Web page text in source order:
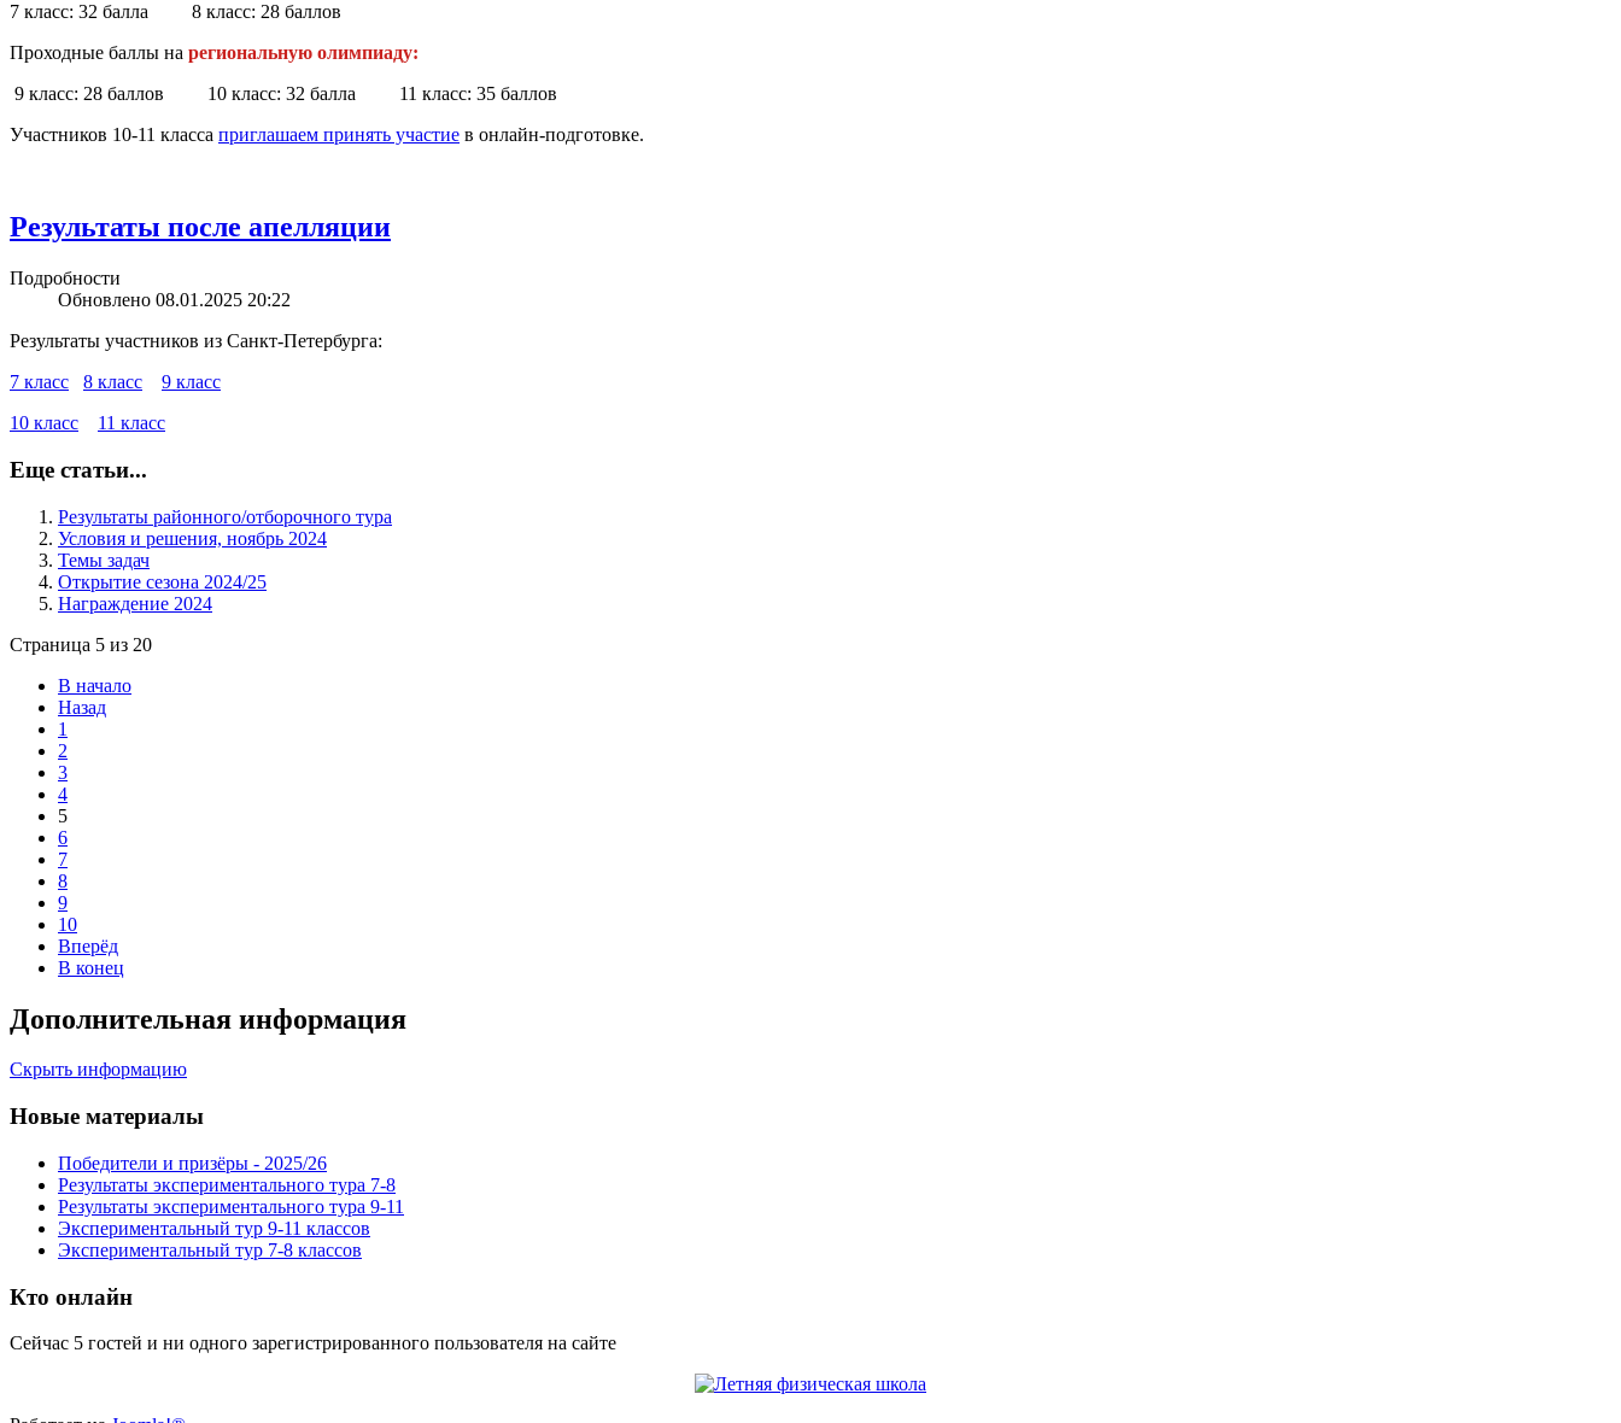
7 класс: 32 балла 8 класс: 28 баллов
Проходные баллы на региональную олимпиаду:
9 класс: 28 баллов 10 класс: 32 балла 11 класс: 35 баллов
Участников 10-11 класса приглашаем принять участие в онлайн-подготовке.
Результаты после апелляции
Подробности
Обновлено 08.01.2025 20:22
Результаты участников из Санкт-Петербурга:
7 класс
8 класс
9 класс
10 класс
11 класс
Еще статьи...
Результаты районного/отборочного тура
Условия и решения, ноябрь 2024
Темы задач
Открытие сезона 2024/25
Награждение 2024
Страница 5 из 20
В начало
Назад
1
2
3
4
5
6
7
8
9
10
Вперёд
В конец
Дополнительная информация
Скрыть информацию
Новые материалы
Победители и призёры - 2025/26
Результаты экспериментального тура 7-8
Результаты экспериментального тура 9-11
Экспериментальный тур 9-11 классов
Экспериментальный тур 7-8 классов
Кто онлайн
Сейчас 5 гостей и ни одного зарегистрированного пользователя на сайте